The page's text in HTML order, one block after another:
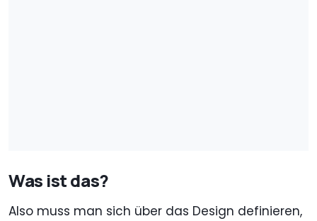
Was ist das?
Also muss man sich über das Design definieren,